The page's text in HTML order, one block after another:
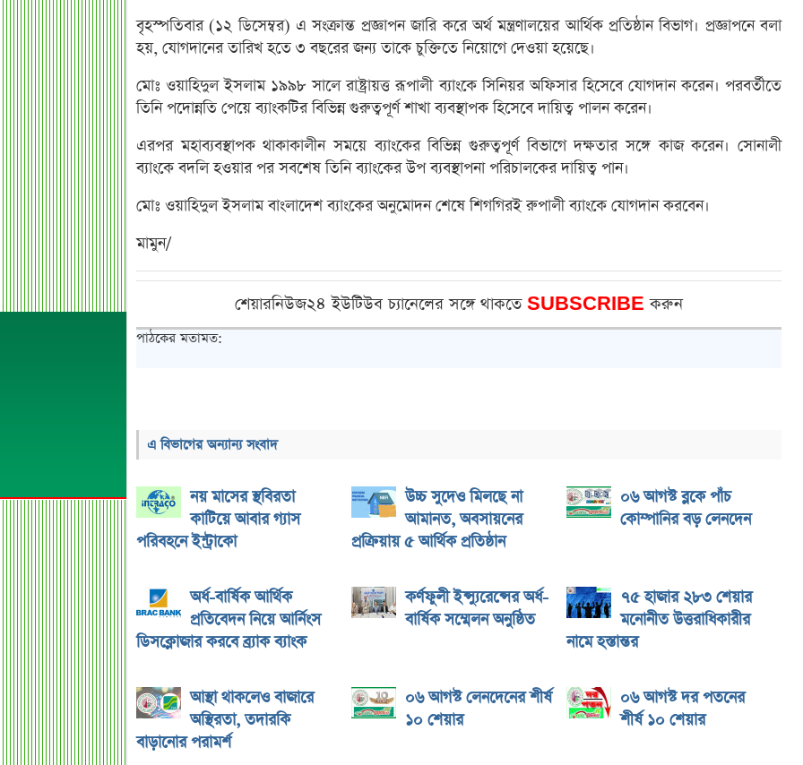
বৃহস্পতিবার (১২ ডিসেম্বর) এ সংক্রান্ত প্রজ্ঞাপন জারি করে অর্থ মন্ত্রণালয়ের আর্থিক প্রতিষ্ঠান বিভাগ। প্রজ্ঞাপনে বলা
হয়, যোগদানের তারিখ হতে ৩ বছরের জন্য তাকে চুক্তিতে নিয়োগে দেওয়া হয়েছে।
মোঃ ওয়াহিদুল ইসলাম ১৯৯৮ সালে রাষ্ট্রায়ত্ত রূপালী ব্যাংকে সিনিয়র অফিসার হিসেবে যোগদান করেন। পরবর্তীতে
তিনি পদোন্নতি পেয়ে ব্যাংকটির বিভিন্ন গুরুত্বপূর্ণ শাখা ব্যবস্থাপক হিসেবে দায়িত্ব পালন করেন।
এরপর মহাব্যবস্থাপক থাকাকালীন সময়ে ব্যাংকের বিভিন্ন গুরুত্বপূর্ণ বিভাগে দক্ষতার সঙ্গে কাজ করেন। সোনালী
ব্যাংকে বদলি হওয়ার পর সবশেষ তিনি ব্যাংকের উপ ব্যবস্থাপনা পরিচালকের দায়িত্ব পান।
মোঃ ওয়াহিদুল ইসলাম বাংলাদেশ ব্যাংকের অনুমোদন শেষে শিগগিরই রুপালী ব্যাংকে যোগদান করবেন।
মামুন/
শেয়ারনিউজ২৪ ইউটিউব চ্যানেলের সঙ্গে থাকতে SUBSCRIBEকরুন
পাঠকের মতামত:
এ বিভাগের অন্যান্য সংবাদ
নয় মাসের স্থবিরতা
কাটিয়ে আবার গ্যাস
পরিবহনে ইন্ট্রাকো
উচ্চ সুদেও মিলছে না
আমানত, অবসায়নের
প্রক্রিয়ায় ৫ আর্থিক প্রতিষ্ঠান
০৬ আগস্ট ব্লকে পাঁচ
কোম্পানির বড় লেনদেন
অর্ধ-বার্ষিক আর্থিক
প্রতিবেদন নিয়ে আর্নিংস
ডিসক্লোজার করবে ব্র্যাক ব্যাংক
কর্ণফুলী ইন্স্যুরেন্সের অর্ধ-
বার্ষিক সম্মেলন অনুষ্ঠিত
৭৫ হাজার ২৮৩ শেয়ার
মনোনীত উত্তরাধিকারীর
নামে হস্তান্তর
আস্থা থাকলেও বাজারে
অস্থিরতা, তদারকি
বাড়ানোর পরামর্শ
০৬ আগস্ট লেনদেনের শীর্ষ
১০ শেয়ার
০৬ আগস্ট দর পতনের
শীর্ষ ১০ শেয়ার